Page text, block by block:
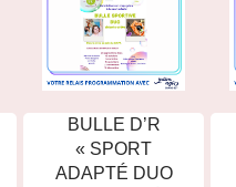
BULLE D’R
« SPORT
ADAPTÉ DUO